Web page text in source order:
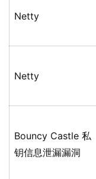
Netty
Netty
Bouncy Castle 私
钥信息泄漏漏洞